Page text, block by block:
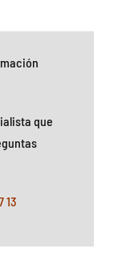
que
13